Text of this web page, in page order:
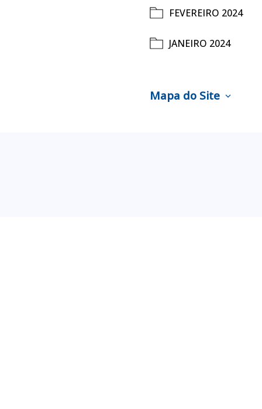
FEVEREIRO 2024
JANEIRO 2024
Mapa do Site expand_more